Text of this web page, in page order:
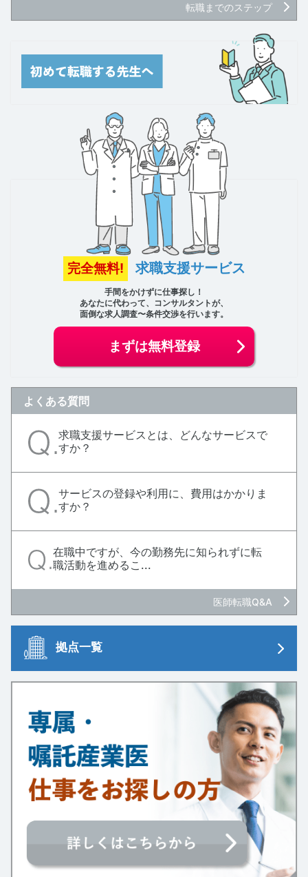
転職までのステップ
完全無料! 求職支援サービス
手間をかけずに仕事探し！
あなたに代わって、コンサルタントが、
面倒な求人調査〜条件交渉を行います。
まずは無料登録
よくある質問
求職支援サービスとは、どんなサービスで
すか？
サービスの登録や利用に、費用はかかりま
すか？
在職中ですが、今の勤務先に知られずに転
職活動を進めるこ...
医師転職Q&A
拠点一覧